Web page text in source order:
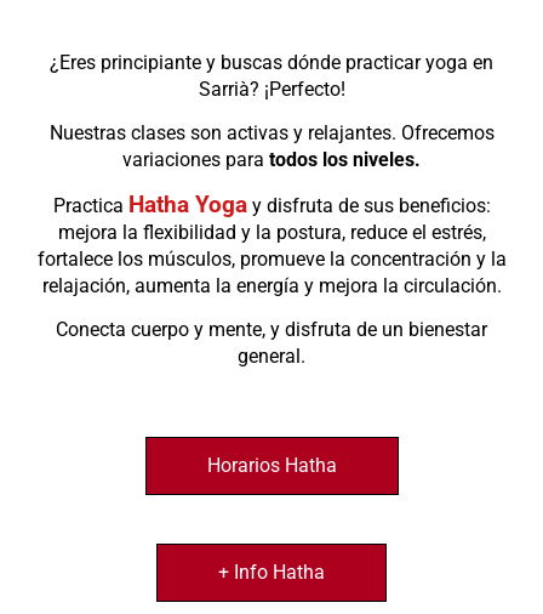
¿Eres principiante y buscas dónde practicar yoga en
Sarrià? ¡Perfecto!
Nuestras clases son activas y relajantes. Ofrecemos
variaciones para todos los niveles.
Practica Hatha Yogay disfruta de sus beneficios:
mejora la flexibilidad y la postura, reduce el estrés,
fortalece los músculos, promueve la concentración y la
relajación, aumenta la energía y mejora la circulación.
Conecta cuerpo y mente, y disfruta de un bienestar
general.
Horarios Hatha
+ Info Hatha